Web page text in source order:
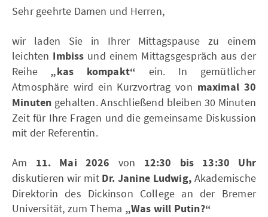
Sehr geehrte Damen und Herren,
wir laden Sie in Ihrer Mittagspause zu einem
leichten Imbiss und einem Mittagsgespräch aus der
Reihe „kas kompakt“ ein. In gemütlicher
Atmosphäre wird ein Kurzvortrag von maximal 30
Minutengehalten. Anschließend bleiben 30 Minuten
Zeit für Ihre Fragen und die gemeinsame Diskussion
mit der Referentin.
Am 11. Mai 2026 von 12:30 bis 13:30 Uhr
diskutieren wir mit Dr. Janine Ludwig, Akademische
Direktorin des Dickinson College an der Bremer
Universität, zum Thema „Was will Putin?“